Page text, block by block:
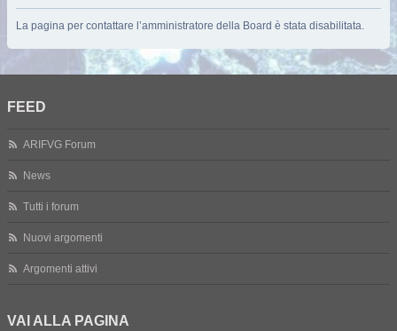
La pagina per contattare l’amministratore della Board è stata disabilitata.
FEED
ARIFVG Forum
News
Tutti i forum
Nuovi argomenti
Argomenti attivi
VAI ALLA PAGINA